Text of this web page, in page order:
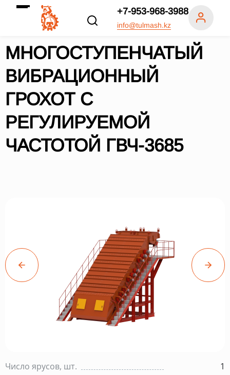
+7-953-968-3988
info@tulmash.kz
МНОГОСТУПЕНЧАТЫЙ
ВИБРАЦИОННЫЙ
ГРОХОТ С
РЕГУЛИРУЕМОЙ
ЧАСТОТОЙ ГВЧ-3685
Число ярусов, шт.
1